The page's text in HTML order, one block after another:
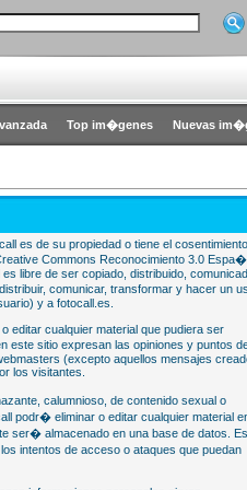
Top im�genes Nuevas
es de su propiedad o tiene el
Commons Reconocimiento 3.0
libre de ser copiado, distribuido,
comunicar, transformar y hacer un
y a fotocall.es.
editar cualquier material que pudiera ser
este sitio expresan las opiniones y puntos
(excepto aquellos mensajes
los visitantes.
calumnioso, de contenido sexual o
podr� eliminar o editar cualquier material
ser� almacenado en una base de datos.
intentos de acceso o ataques que puedan